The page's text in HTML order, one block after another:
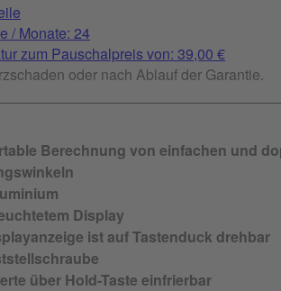
/ Monate: 24
zum Pauschalpreis von: 39,00 €
oder nach Ablauf der Garantie.
Berechnung von einfachen und
Display
ist auf Tastenduck drehbar
über Hold-Taste einfrierbar